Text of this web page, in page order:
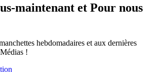
maintenant et Pour nous
hebdomadaires et aux dernières
!